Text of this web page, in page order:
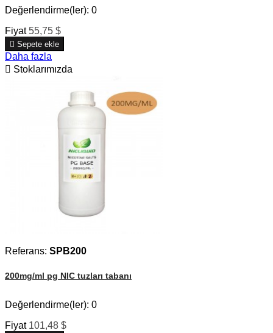
Değerlendirme(ler): 0
Fiyat 55,75 $
 Sepete ekle
Daha fazla
 Stoklarımızda
Referans: SPB200
200mg/ml pg NIC tuzları tabanı
Değerlendirme(ler): 0
Fiyat 101,48 $